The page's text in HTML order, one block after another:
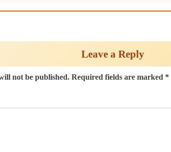
Leave a Reply
not be published. Required fields are marked *